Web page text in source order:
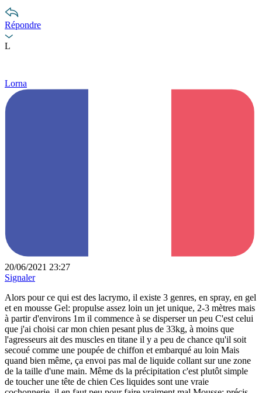
Répondre
L
Lorna
20/06/2021 23:27
Signaler
Alors pour ce qui est des lacrymo, il existe 3 genres, en spray, en gel
et en mousse Gel: propulse assez loin un jet unique, 2-3 mètres mais
à partir d'environs 1m il commence à se disperser un peu C'est celui
que j'ai choisi car mon chien pesant plus de 33kg, à moins que
l'agresseurs ait des muscles en titane il y a peu de chance qu'il soit
secoué comme une poupée de chiffon et embarqué au loin Mais
quand bien même, ça envoi pas mal de liquide collant sur une zone
de la taille d'une main. Même ds la précipitation c'est plutôt simple
de toucher une tête de chien Ces liquides sont une vraie